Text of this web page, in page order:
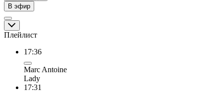
В эфир
Плейлист
17:36
Marc Antoine
Lady
17:31